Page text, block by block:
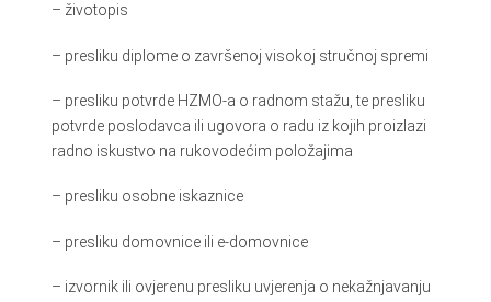
– životopis
– presliku diplome o završenoj visokoj stručnoj spremi
– presliku potvrde HZMO-a o radnom stažu, te presliku
potvrde poslodavca ili ugovora o radu iz kojih proizlazi
radno iskustvo na rukovodećim položajima
– presliku osobne iskaznice
– presliku domovnice ili e-domovnice
– izvornik ili ovjerenu presliku uvjerenja o nekažnjavanju